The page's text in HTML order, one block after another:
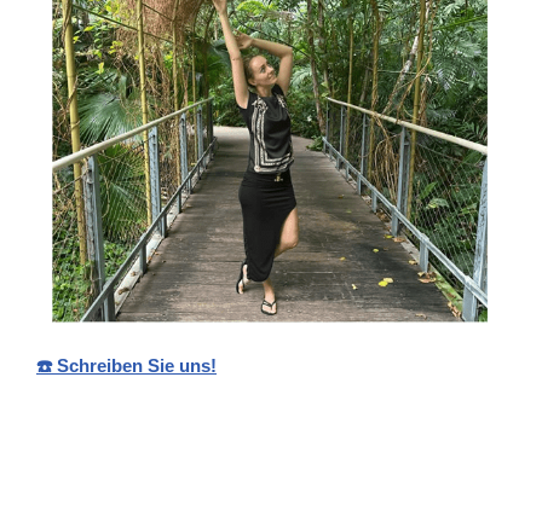
☎️ Schreiben Sie uns!